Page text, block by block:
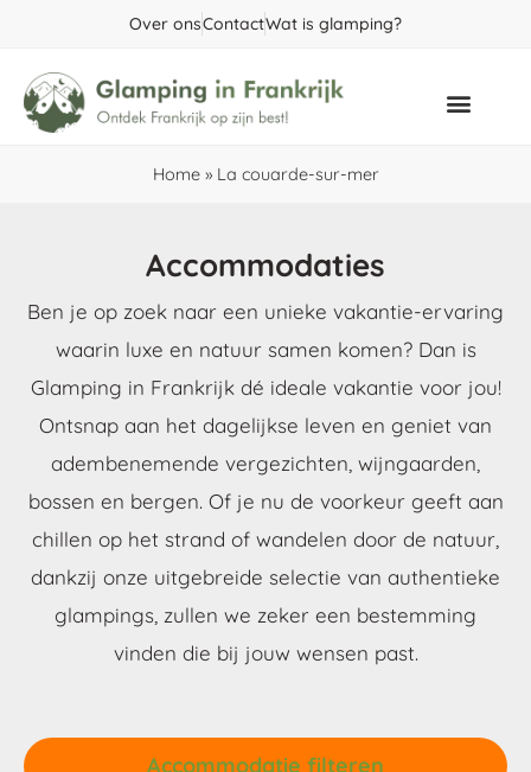
Over onsContactWat is glamping?
Home» La couarde-sur-mer
Accommodaties
Ben je op zoek naar een unieke vakantie-ervaring
waarin luxe en natuur samen komen? Dan is
Glamping in Frankrijk dé ideale vakantie voor jou!
Ontsnap aan het dagelijkse leven en geniet van
adembenemende vergezichten, wijngaarden,
bossen en bergen. Of je nu de voorkeur geeft aan
chillen op het strand of wandelen door de natuur,
dankzij onze uitgebreide selectie van authentieke
glampings, zullen we zeker een bestemming
vinden die bij jouw wensen past.
Accommodatie filteren